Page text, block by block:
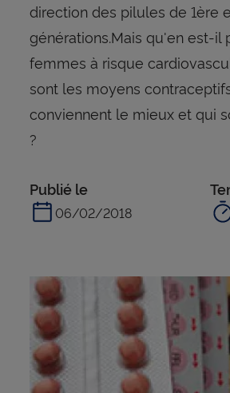
direction des pilules de 1ère
générations.Mais qu'en est-il
femmes à risque
sont les moyens
conviennent le mieux et qui
?
Publié le
06/02/2018